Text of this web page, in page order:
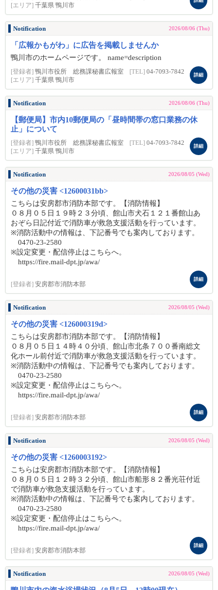
[エリア] 千葉県 鴨川市
Notification 2026/08/06 (Thu)
「広報かもがわ」に広告を掲載しませんか
鴨川市のホームページです。 name=description
[登録者] 鴨川市役所 総務課秘書広報室 [TEL] 04-7093-7842
[エリア] 千葉県 鴨川市
詳細
Notification 2026/08/06 (Thu)
【郵便局】市内10郵便局の「昼時間帯の窓口業務の休
止」について
[登録者] 鴨川市役所 総務課秘書広報室 [TEL] 04-7093-7842
[エリア] 千葉県 鴨川市
詳細
Notification 2026/08/05 (Wed)
その他の災害 <12600031bb>
こちらは安房郡市消防本部です。【消防情報】
０８月０５日１９時２３分頃、館山市犬石１２１番館山あ
おぞら日記付近で消防車が救急支援活動を行っています。
※消防活動中の情報は、下記番号でも案内しております。
0470-23-2580
※設定変更・配信停止はこちらへ。
https://fire.mail-dpt.jp/awa/
[登録者] 安房郡市消防本部
詳細
Notification 2026/08/05 (Wed)
その他の災害 <126000319d>
こちらは安房郡市消防本部です。【消防情報】
０８月０５日１４時４０分頃、館山市北条７００番南総文
化ホール前付近で消防車が救急支援活動を行っています。
※消防活動中の情報は、下記番号でも案内しております。
0470-23-2580
※設定変更・配信停止はこちらへ。
https://fire.mail-dpt.jp/awa/
[登録者] 安房郡市消防本部
詳細
Notification 2026/08/05 (Wed)
その他の災害 <1260003192>
こちらは安房郡市消防本部です。【消防情報】
０８月０５日１２時３２分頃、館山市船形８２番光荘付近
で消防車が救急支援活動を行っています。
※消防活動中の情報は、下記番号でも案内しております。
0470-23-2580
※設定変更・配信停止はこちらへ。
https://fire.mail-dpt.jp/awa/
[登録者] 安房郡市消防本部
詳細
Notification 2026/08/05 (Wed)